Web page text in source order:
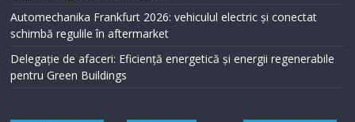
Automechanika Frankfurt 2026: vehiculul electric și conectat
schimbă regulile în aftermarket
Delegație de afaceri: Eficiență energetică și energii regenerabile
pentru Green Buildings